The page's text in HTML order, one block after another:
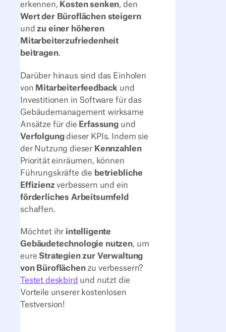
erkennen, Kosten senken, den
Wert der Büroflächen steigern
undzu einer höheren
Mitarbeiterzufriedenheit
beitragen.
Darüber hinaus sind das Einholen
von Mitarbeiterfeedback und
Investitionen in Software für das
Gebäudemanagement wirksame
Ansätze für die Erfassung und
Verfolgungdieser KPIs. Indem sie
der Nutzung dieser Kennzahlen
Priorität einräumen, können
Führungskräfte die betriebliche
Effizienz verbessern und ein
förderliches Arbeitsumfeld
schaffen.
Möchtet ihr intelligente
Gebäudetechnologie nutzen, um
eure Strategien zur Verwaltung
von Büroflächenzu verbessern?
Testet deskbird und nutzt die
Vorteile unserer kostenlosen
Testversion!